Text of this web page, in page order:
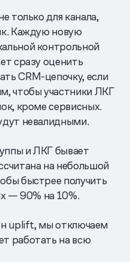
только для канала,
Каждую новую
контрольной
сразу оценить
CRM-цепочку, если
чтобы участники ЛКГ
кроме сервисных.
невалидными.
и ЛКГ бывает
на небольшой
быстрее получить
— 90% на 10%.
uplift, мы отключаем
работать на всю